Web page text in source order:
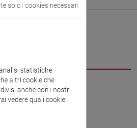
solo i cookies necessari
statistiche
altri cookie che
anche con i nostri
vedere quali cookie